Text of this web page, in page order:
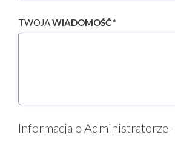
TWOJAWIADOMOŚĆ *
Informacja o Administratorze -